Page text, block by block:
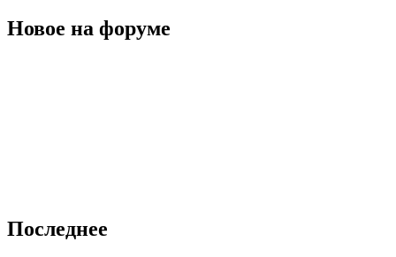
Новое на форуме
Последнее